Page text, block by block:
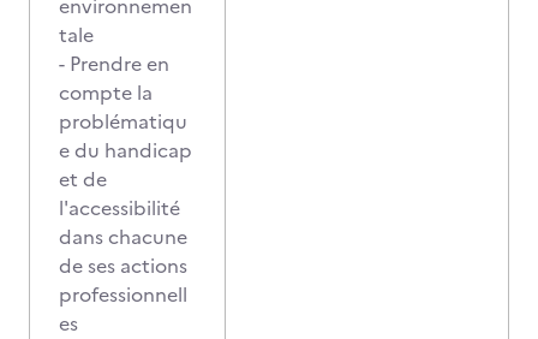
environnemen
tale
- Prendre en
compte la
problématiqu
e du handicap
et de
l'accessibilité
dans chacune
de ses actions
professionnell
es